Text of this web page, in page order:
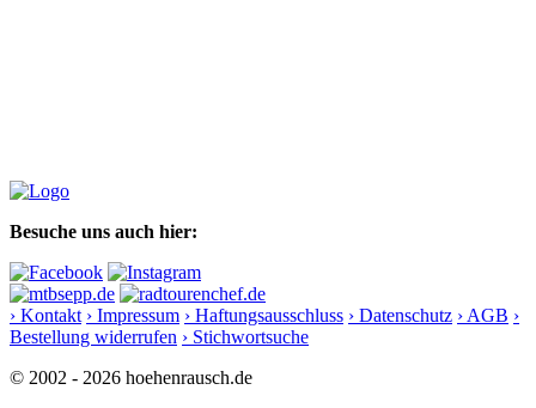
Besuche uns auch hier:
› Kontakt › Impressum › Haftungsausschluss › Datenschutz › AGB ›
Bestellung widerrufen › Stichwortsuche
© 2002 - 2026 hoehenrausch.de